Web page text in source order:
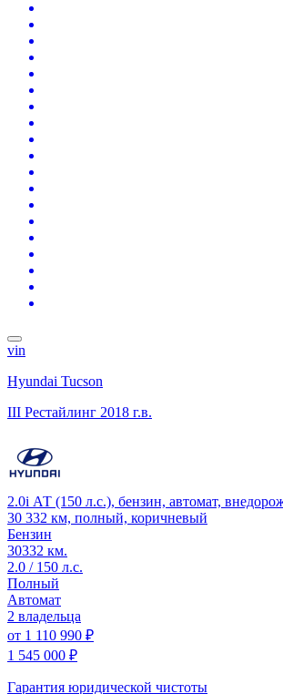
vin
Hyundai Tucson
III Рестайлинг 2018 г.в.
2.0i АТ (150 л.с.), бензин, автомат,
30 332 км, полный, коричневый
Бензин
30332 км.
2.0 / 150 л.с.
Полный
Автомат
2 владельца
от 1 110 990 ₽
1 545 000 ₽
Гарантия юридической чистоты